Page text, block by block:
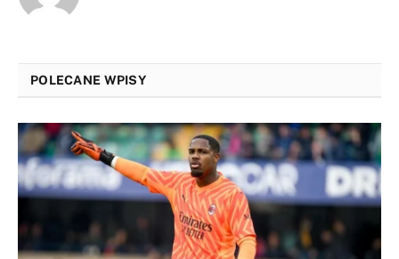
POLECANE WPISY